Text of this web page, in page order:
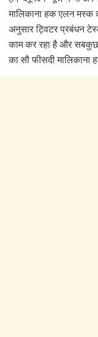
मालिकाना हक एलन मस्क
अनुसार ट्विटर प्रबंधन
काम कर रहा है और
का सौ फीसदी मालिकाना